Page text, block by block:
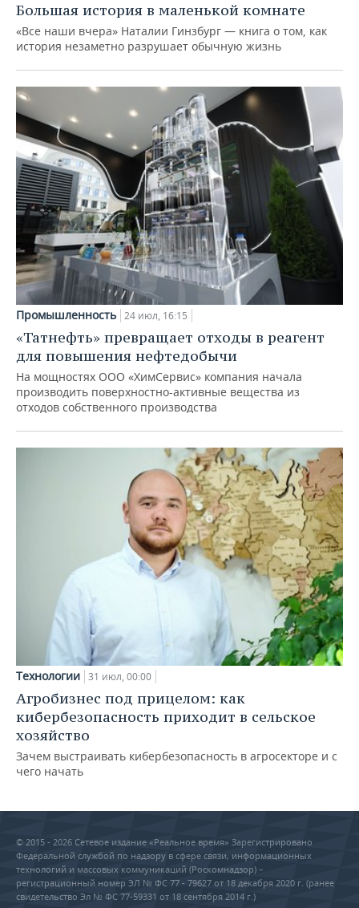
Большая история в маленькой комнате
«Все наши вчера» Наталии Гинзбург — книга о том, как
история незаметно разрушает обычную жизнь
Промышленность 24 июл, 16:15
«Татнефть» превращает отходы в реагент
для повышения нефтедобычи
На мощностях ООО «ХимСервис» компания начала
производить поверхностно-активные вещества из
отходов собственного производства
Технологии 31 июл, 00:00
Агробизнес под прицелом: как
кибербезопасность приходит в сельское
хозяйство
Зачем выстраивать кибербезопасность в агросекторе и с
чего начать
© 2015 - 2026 Сетевое издание «Реальное время» Зарегистрировано
Федеральной службой по надзору в сфере связи, информационных
технологий и массовых коммуникаций (Роскомнадзор) –
регистрационный номер ЭЛ № ФС 77 - 79627 от 18 декабря 2020 г. (ранее
свидетельство Эл № ФС 77-59331 от 18 сентября 2014 г.)